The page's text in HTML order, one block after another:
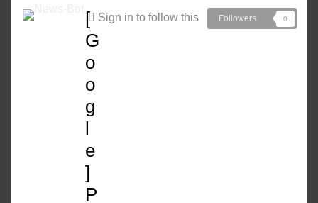
Sign in to follow this Followers 0
[
G
o
o
g
l
e
]
P